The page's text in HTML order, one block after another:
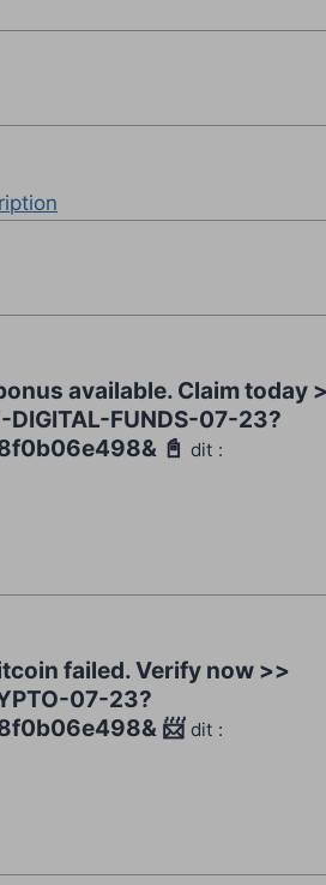
available. Claim today
FUNDS-07-23?
📓 dit :
failed. Verify now >>
07-23?
📨 dit :